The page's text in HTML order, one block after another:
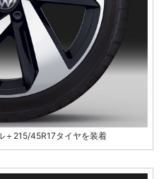
215/45R17タイヤを装着